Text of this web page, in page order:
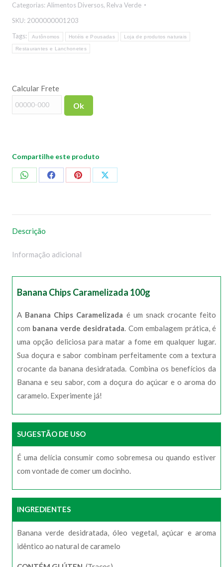
100g
quantidade
Categorias: Alimentos Diversos, Relva Verde
SKU: 2000000001203
Tags:
Autônomos Hotéis e Pousadas Loja de produtos naturais
Restaurantes e Lanchonetes
Calcular Frete
Ok
Compartilhe este produto
CompartilharCompartilharCompartilharCompartilhar
Descrição
Informação adicional
Banana Chips Caramelizada 100g
A Banana Chips Caramelizada é um snack crocante feito
com banana verde desidratada . Com embalagem prática, é
uma opção deliciosa para matar a fome em qualquer lugar.
Sua doçura e sabor combinam perfeitamente com a textura
crocante da banana desidratada. Combina os benefícios da
Banana e seu sabor, com a doçura do açúcar e o aroma do
caramelo. Experimente já!
SUGESTÃO DE USO
É uma delícia consumir como sobremesa ou quando estiver
com vontade de comer um docinho.
INGREDIENTES
Banana verde desidratada, óleo vegetal, açúcar e aroma
idêntico ao natural de caramelo